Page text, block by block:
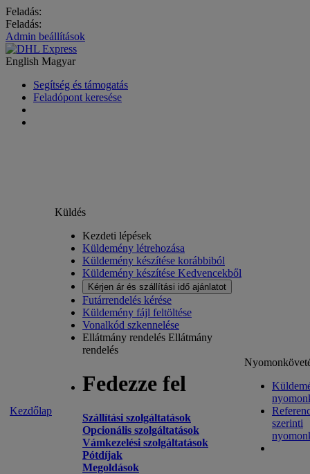
Feladás:
Feladás:
Admin beállítások
English Magyar
Segítség és támogatás
Feladópont keresése
Kezdőlap
Küldés
Kezdeti lépések
Küldemény létrehozása
Küldemény készítése korábbiból
Küldemény készítése Kedvencekből
Kérjen ár és szállítási idő ajánlatot
Futárrendelés kérése
Küldemény fájl feltöltése
Vonalkód szkennelése
Ellátmány rendelés Ellátmány
rendelés
Fedezze fel
Szállítási szolgáltatások
Opcionális szolgáltatások
Vámkezelési szolgáltatások
Pótdíjak
Megoldások
szerinti